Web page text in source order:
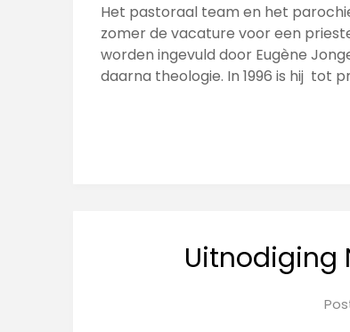
Het pastoraal team en het
zomer de vacature voor een
worden ingevuld door Eugène
daarna theologie. In 1996 is hij tot
Uitnodiging